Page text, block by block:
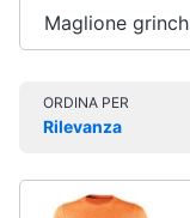
home
Videogiochi
e
musica
Uomo
Felpa
Cravatta
Piumino
uomo
Maglione grinch
ORDINA PER
Rilevanza